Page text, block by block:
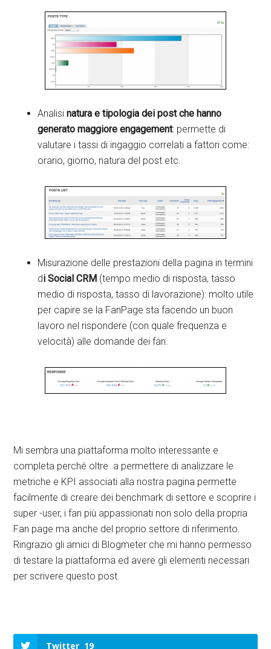
Analisinatura e tipologia dei post che hanno
generato maggiore engagement: permette di
valutare i tassi di ingaggio correlati a fattori come:
orario, giorno, natura del post etc.
Misurazione delle prestazioni della pagina in termini
di Social CRM (tempo medio di risposta, tasso
medio di risposta, tasso di lavorazione): molto utile
per capire se la FanPage sta facendo un buon
lavoro nel rispondere (con quale frequenza e
velocità) alle domande dei fan.
Mi sembra una piattaforma molto interessante e
completa perché oltre a permettere di analizzare le
metriche e KPI associati alla nostra pagina permette
facilmente di creare dei benchmark di settore e scoprire i
super -user, i fan più appassionati non solo della propria
Fan page ma anche del proprio settore di riferimento.
Ringrazio gli amici di Blogmeter che mi hanno permesso
di testare la piattaforma ed avere gli elementi necessari
per scrivere questo post.
Twitter 19